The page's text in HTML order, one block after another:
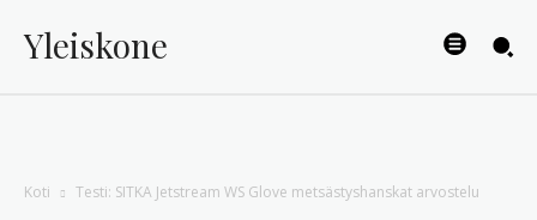
Yleiskone
Koti Testi: SITKA Jetstream WS Glove metsästyshanskat arvostelu